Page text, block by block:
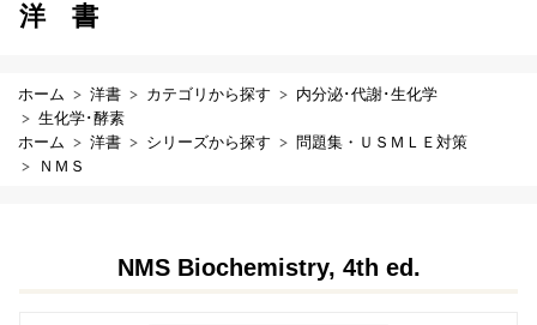
洋書
ホーム 洋書 カテゴリから探す
内分泌･代謝･生化学
生化学･酵素
ホーム
洋書 シリーズから探す
問題集・ＵＳＭＬＥ対策
ＮＭＳ
NMS Biochemistry, 4th ed.